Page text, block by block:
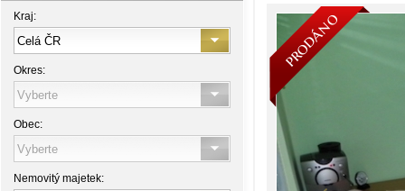
Kraj:
Okres:
Obec:
Nemovitý majetek: